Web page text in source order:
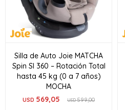
Silla de Auto Joie MATCHA
Spin SI 360 – Rotación Total
hasta 45 kg (0 a 7 años)
MOCHA
USD 569,05 USD599,00